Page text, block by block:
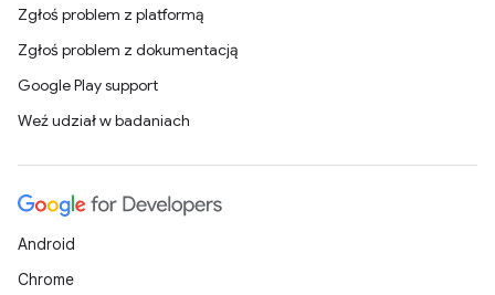
Zgłoś problem z platformą
Zgłoś problem z dokumentacją
Google Play support
Weź udział w badaniach
Android
Chrome